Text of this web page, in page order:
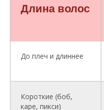
Длина волос
До плеч и длиннее
Короткие (боб,
каре, пикси)